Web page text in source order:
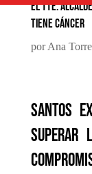
El Tte.
tiene cáncer
porAna
Santos
superar